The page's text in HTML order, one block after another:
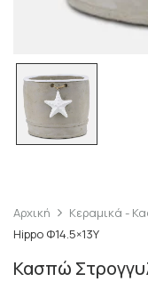
Αρχική Κεραμικά -
Hippo Φ14.5×13Υ
Κασπώ